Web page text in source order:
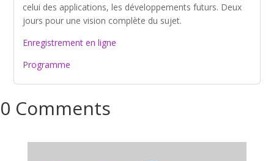
celui des applications, les développements futurs. Deux
jours pour une vision complète du sujet.
Enregistrement en ligne
Programme
0 Comments